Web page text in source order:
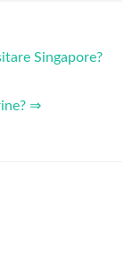
Singapore?
⇒